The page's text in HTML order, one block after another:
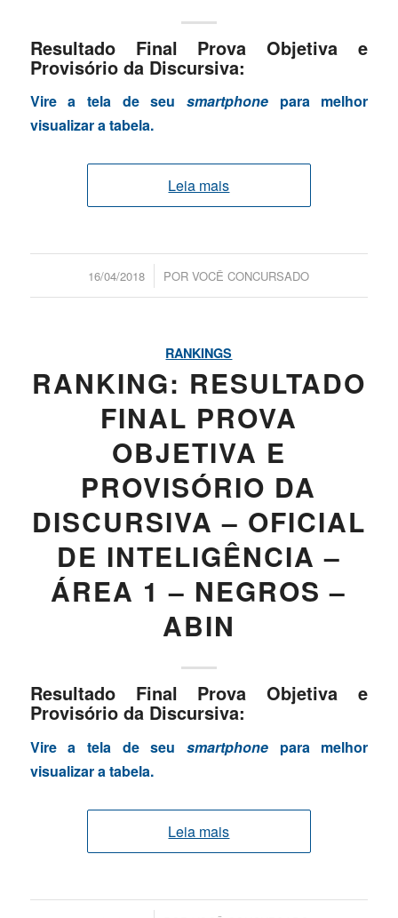
Resultado Final Prova Objetiva e
Provisório da Discursiva:
Vire a tela de seusmartphone para melhor
visualizar a tabela.
Leia mais
16/04/2018
/ PORVOCÊ CONCURSADO
RANKINGS
RANKING: RESULTADO
FINAL PROVA
OBJETIVA E
PROVISÓRIO DA
DISCURSIVA – OFICIAL
DE INTELIGÊNCIA –
ÁREA 1 – NEGROS –
ABIN
Resultado Final Prova Objetiva e
Provisório da Discursiva:
Vire a tela de seusmartphone para melhor
visualizar a tabela.
Leia mais